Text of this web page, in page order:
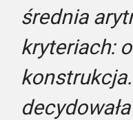
średnia
kryteriach: